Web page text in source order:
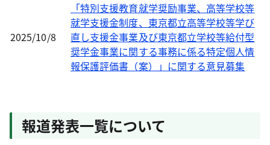
2025/10/8
「特別支援教育就学奨励事業、高等学校等
就学支援金制度、東京都立高等学校等学び
直し支援金事業及び東京都立学校等給付型
奨学金事業に関する事務に係る特定個人情
報保護評価書（案）」に関する意見募集
報道発表一覧について